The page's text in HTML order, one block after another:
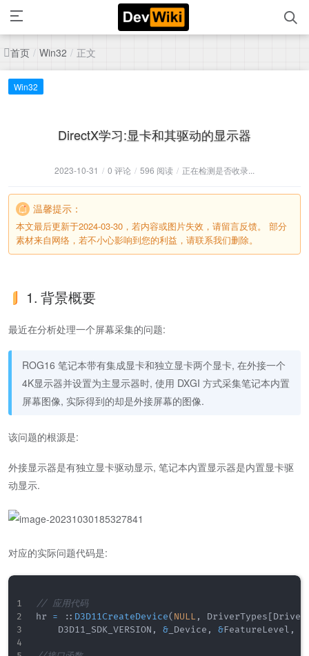
首页 / Win32 / 正文
Win32
DirectX学习:显卡和其驱动的显示器
2023-10-31 / 0 评论 / 596 阅读 / 正在检测是否收录...
温馨提示：
本文最后更新于2024-03-30，若内容或图片失效，请留言反馈。 部分
素材来自网络，若不小心影响到您的利益，请联系我们删除。
1. 背景概要
最近在分析处理一个屏幕采集的问题:
ROG16 笔记本带有集成显卡和独立显卡两个显卡, 在外接一个
4K显示器并设置为主显示器时, 使用 DXGI 方式采集笔记本内置
屏幕图像, 实际得到的却是外接屏幕的图像.
该问题的根源是:
外接显示器是有独立显卡驱动显示, 笔记本内置显示器是内置显卡驱
动显示.
对应的实际问题代码是:
// 应用代码
hr = :: D3D11CreateDevice( NULL , DriverTypes [
    D3D11_SDK_VERSION
, & _Device , &FeatureLevel ,